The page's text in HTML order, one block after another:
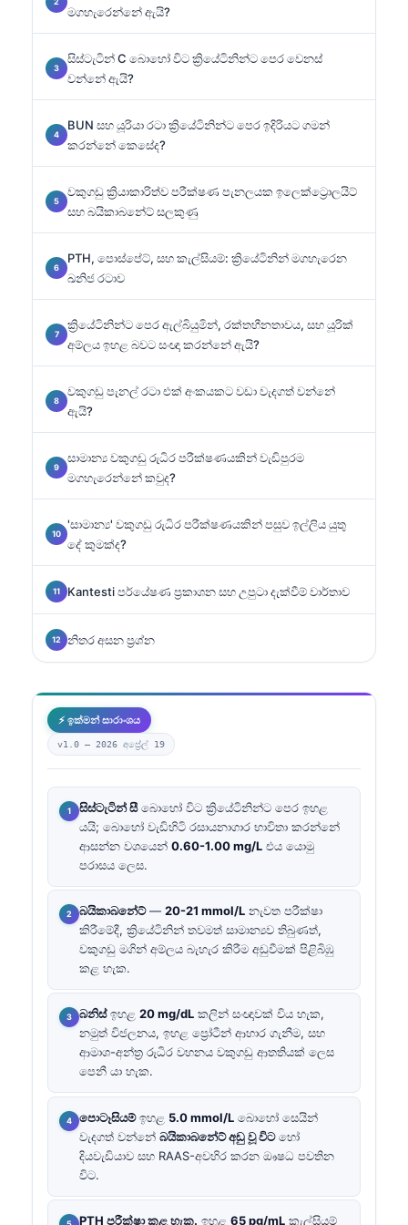
මගහැරෙන්නේ ඇයි?
සිස්ටැටින් C බොහෝ විට ක්‍රියේටිනින්ට පෙර වෙනස්
වන්නේ ඇයි?
BUN සහ යූරියා රටා ක්‍රියේටිනින්ට පෙර ඉදිරියට ගමන්
කරන්නේ කෙසේද?
වකුගඩු ක්‍රියාකාරිත්ව පරීක්ෂණ පැනලයක ඉලෙක්ට්‍රොලයිට්
සහ බයිකාබනේට් සලකුණු
PTH, පොස්පේට්, සහ කැල්සියම්: ක්‍රියේටිනින් මගහැරෙන
ඛනිජ රටාව
ක්‍රියේටිනින්ට පෙර ඇල්බියුමින්, රක්තහීනතාවය, සහ යූරික්
අම්ලය ඉහළ බවට සංඥා කරන්නේ ඇයි?
වකුගඩු පැනල් රටා එක් අංකයකට වඩා වැදගත් වන්නේ
ඇයි?
සාමාන්‍ය වකුගඩු රුධිර පරීක්ෂණයකින් වැඩිපුරම
මගහැරෙන්නේ කවුද?
'සාමාන්‍ය' වකුගඩු රුධිර පරීක්ෂණයකින් පසුව ඉල්ලිය යුතු
දේ කුමක්ද?
Kantesti පර්යේෂණ ප්‍රකාශන සහ උපුටා දැක්වීම් වාර්තාව
නිතර අසන ප්‍රශ්න
⚡ ඉක්මන් සාරාංශය
v1.0 — 2026 අප්‍රේල් 19
සිස්ටැටින් සීබොහෝ විට ක්‍රියේටිනින්ට පෙර ඉහළ
යයි; බොහෝ වැඩිහිටි රසායනාගාර භාවිතා කරන්නේ
ආසන්න වශයෙන් 0.60-1.00 mg/L එය යොමු
පරාසය ලෙස.
බයිකාබනේට්— 20-21 mmol/L නැවත පරීක්ෂා
කිරීමේදී, ක්‍රියේටිනින් තවමත් සාමාන්‍යව තිබුණත්,
වකුගඩු මගින් අම්ලය බැහැර කිරීම අඩුවීමක් පිළිබිඹු
කළ හැක.
බනිස්ඉහළ 20 mg/dL කලින් සංඥාවක් විය හැක,
නමුත් විජලනය, ඉහළ ප්‍රෝටීන් ආහාර ගැනීම, සහ
ආමාශ-අන්ත්‍ර රුධිර වහනය වකුගඩු ආතතියක් ලෙස
පෙනී යා හැක.
පොටෑසියම්ඉහළ 5.0 mmol/L බොහෝ සෙයින්
වැදගත් වන්නේ බයිකාබනේට් අඩු වූ විටහෝ
දියවැඩියාව සහ RAAS-අවහිර කරන ඖෂධ පවතින
විට.
PTH පරීක්ෂා කළ හැක. ඉහළ 65 pg/mL කැල්සියම්